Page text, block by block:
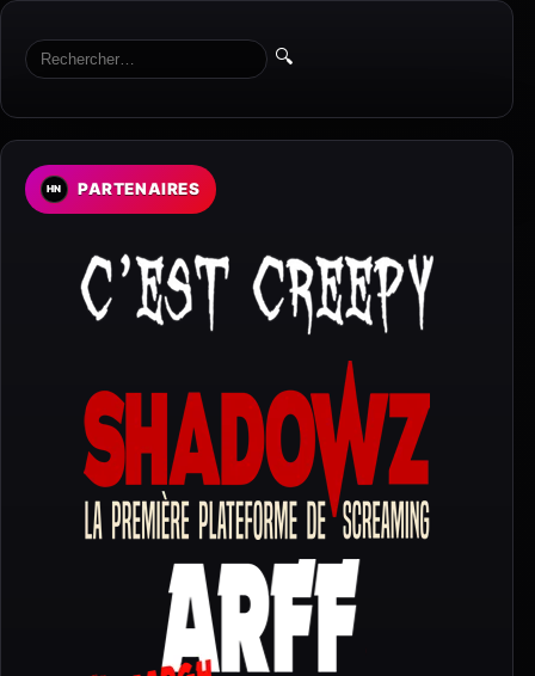
🔍
PARTENAIRES